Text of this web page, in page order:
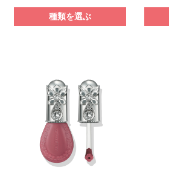
種類を選ぶ